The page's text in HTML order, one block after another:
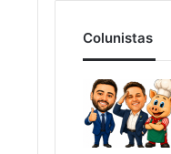
Colunistas